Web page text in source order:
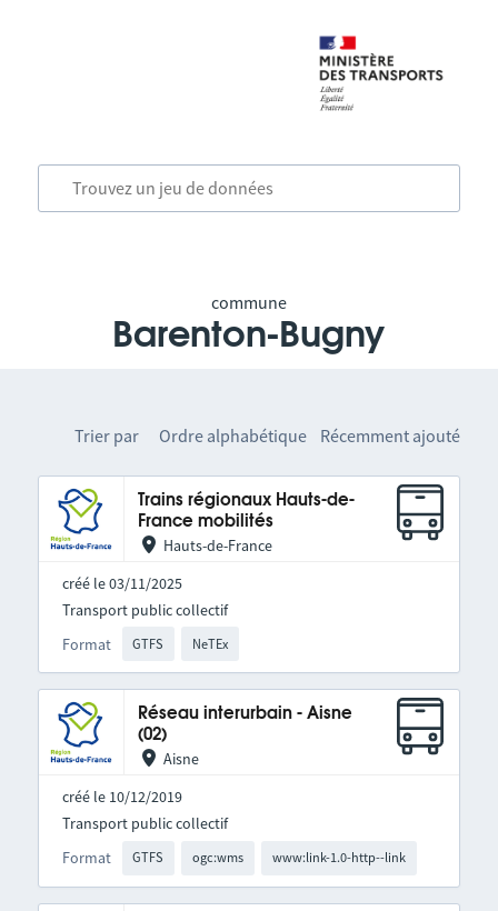
commune
Barenton-Bugny
Trier par Ordre alphabétique Récemment ajouté
Trains régionaux Hauts-de-
France mobilités
Hauts-de-France
créé le 03/11/2025
Format GTFS NeTEx
Transport public collectif
Réseau interurbain - Aisne
(02)
Aisne
créé le 10/12/2019
Format GTFS ogc:wms www:link-1.0-http--link
Transport public collectif